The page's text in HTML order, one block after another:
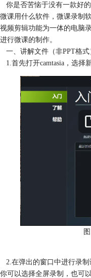
你是否苦恼于没有一款好的
微课用什么软件，微课录制
视频剪辑功能为一体的电脑
进行微课的制作。
一、讲解文件（非PPT格式
1.首先打开camtasia，选择
2.在弹出的窗口中进行录制
你可以选择全屏录制，也可